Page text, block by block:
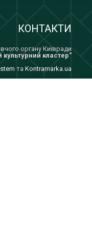
КОНТАКТИ
органу Київради
культурний кластер"
та Kontramarka.ua